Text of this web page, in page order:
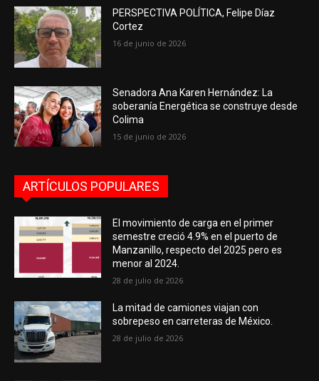
PERSPECTIVA POLÍTICA, Felipe Díaz
Cortez
16 de junio de 2026
Senadora Ana Karen Hernández: La
soberanía Energética se construye desde
Colima
15 de junio de 2026
ARTÍCULOS POPULARES
El movimiento de carga en el primer
semestre creció 4.9% en el puerto de
Manzanillo, respecto del 2025 pero es
menor al 2024.
28 de julio de 2026
La mitad de camiones viajan con
sobrepeso en carreteras de México.
28 de julio de 2026